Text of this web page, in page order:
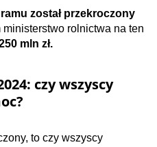
został przekroczony
ministerstwo rolnictwa na ten
mln zł.
czy wszyscy
to czy wszyscy